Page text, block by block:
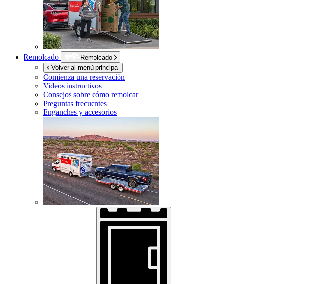
Remolcado
Remolcado
Volver al menú principal
Comienza una reservación
Videos instructivos
Consejos sobre cómo remolcar
Preguntas frecuentes
Enganches y accesorios